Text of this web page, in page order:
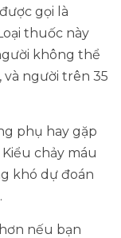
gọi là
thuốc này
không thể
người trên 35
phụ hay gặp
chảy máu
khó dự đoán
nếu bạn